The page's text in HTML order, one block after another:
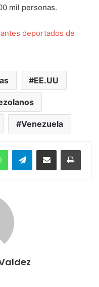
mil personas.
deportados de
EE.UU
Venezuela
WhatsAppTelegramCompartir por correo electrónico